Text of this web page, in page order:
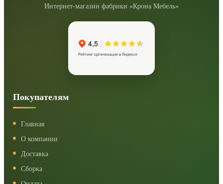
Интернет-магазин фабрики «Крона Мебель»
Покупателям
Главная
О компании
Доставка
Сборка